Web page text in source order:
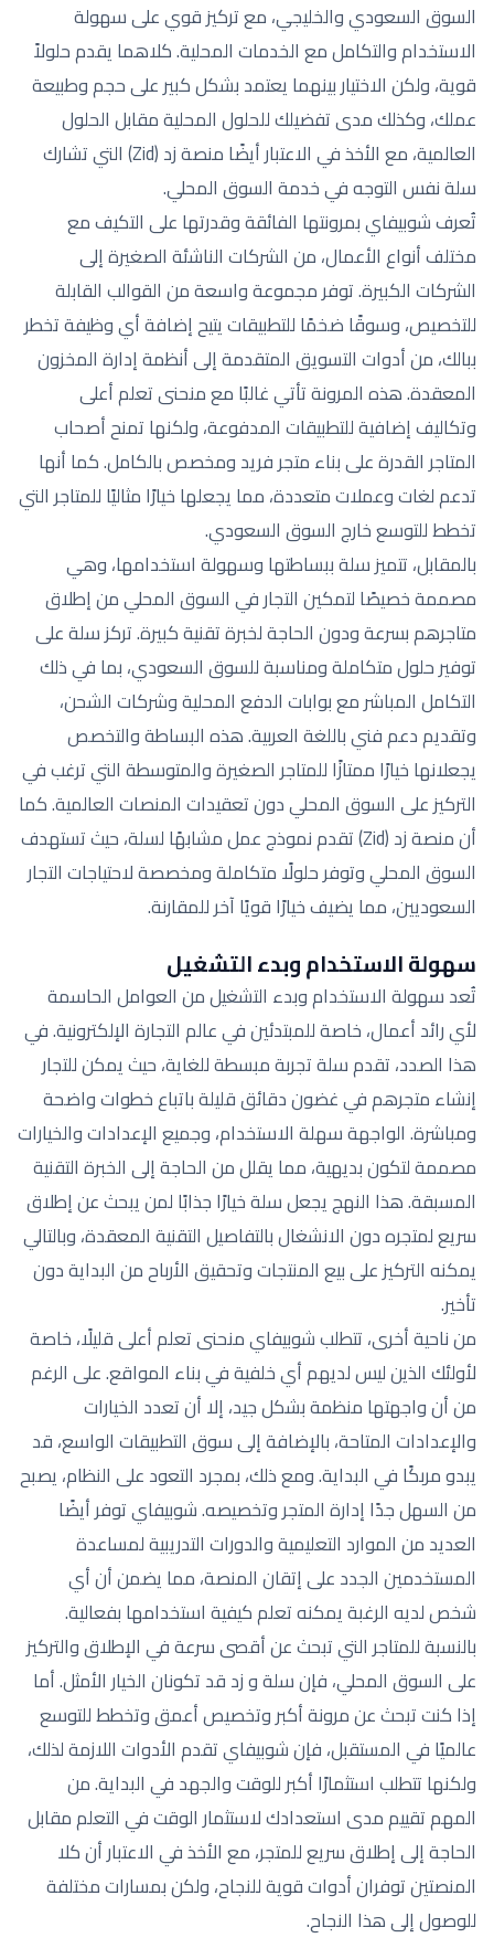
السوق السعودي والخليجي، مع تركيز قوي على سهولة
الاستخدام والتكامل مع الخدمات المحلية. كلاهما يقدم حلولاً
قوية، ولكن الاختيار بينهما يعتمد بشكل كبير على حجم وطبيعة
عملك، وكذلك مدى تفضيلك للحلول المحلية مقابل الحلول
العالمية، مع الأخذ في الاعتبار أيضًا منصة زد (Zid) التي تشارك
سلة نفس التوجه في خدمة السوق المحلي.
تُعرف شوبيفاي بمرونتها الفائقة وقدرتها على التكيف مع
مختلف أنواع الأعمال، من الشركات الناشئة الصغيرة إلى
الشركات الكبيرة. توفر مجموعة واسعة من القوالب القابلة
للتخصيص، وسوقًا ضخمًا للتطبيقات يتيح إضافة أي وظيفة تخطر
ببالك، من أدوات التسويق المتقدمة إلى أنظمة إدارة المخزون
المعقدة. هذه المرونة تأتي غالبًا مع منحنى تعلم أعلى
وتكاليف إضافية للتطبيقات المدفوعة، ولكنها تمنح أصحاب
المتاجر القدرة على بناء متجر فريد ومخصص بالكامل. كما أنها
تدعم لغات وعملات متعددة، مما يجعلها خيارًا مثاليًا للمتاجر التي
تخطط للتوسع خارج السوق السعودي.
بالمقابل، تتميز سلة ببساطتها وسهولة استخدامها، وهي
مصممة خصيصًا لتمكين التجار في السوق المحلي من إطلاق
متاجرهم بسرعة ودون الحاجة لخبرة تقنية كبيرة. تركز سلة على
توفير حلول متكاملة ومناسبة للسوق السعودي، بما في ذلك
التكامل المباشر مع بوابات الدفع المحلية وشركات الشحن،
وتقديم دعم فني باللغة العربية. هذه البساطة والتخصص
يجعلانها خيارًا ممتازًا للمتاجر الصغيرة والمتوسطة التي ترغب في
التركيز على السوق المحلي دون تعقيدات المنصات العالمية. كما
أن منصة زد (Zid) تقدم نموذج عمل مشابهًا لسلة، حيث تستهدف
السوق المحلي وتوفر حلولًا متكاملة ومخصصة لاحتياجات التجار
السعوديين، مما يضيف خيارًا قويًا آخر للمقارنة.
سهولة الاستخدام وبدء التشغيل
تُعد سهولة الاستخدام وبدء التشغيل من العوامل الحاسمة
لأي رائد أعمال، خاصة للمبتدئين في عالم التجارة الإلكترونية. في
هذا الصدد، تقدم سلة تجربة مبسطة للغاية، حيث يمكن للتجار
إنشاء متجرهم في غضون دقائق قليلة باتباع خطوات واضحة
ومباشرة. الواجهة سهلة الاستخدام، وجميع الإعدادات والخيارات
مصممة لتكون بديهية، مما يقلل من الحاجة إلى الخبرة التقنية
المسبقة. هذا النهج يجعل سلة خيارًا جذابًا لمن يبحث عن إطلاق
سريع لمتجره دون الانشغال بالتفاصيل التقنية المعقدة، وبالتالي
يمكنه التركيز على بيع المنتجات وتحقيق الأرباح من البداية دون
تأخير.
من ناحية أخرى، تتطلب شوبيفاي منحنى تعلم أعلى قليلًا، خاصة
لأولئك الذين ليس لديهم أي خلفية في بناء المواقع. على الرغم
من أن واجهتها منظمة بشكل جيد، إلا أن تعدد الخيارات
والإعدادات المتاحة، بالإضافة إلى سوق التطبيقات الواسع، قد
يبدو مربكًا في البداية. ومع ذلك، بمجرد التعود على النظام، يصبح
من السهل جدًا إدارة المتجر وتخصيصه. شوبيفاي توفر أيضًا
العديد من الموارد التعليمية والدورات التدريبية لمساعدة
المستخدمين الجدد على إتقان المنصة، مما يضمن أن أي
شخص لديه الرغبة يمكنه تعلم كيفية استخدامها بفعالية.
بالنسبة للمتاجر التي تبحث عن أقصى سرعة في الإطلاق والتركيز
على السوق المحلي، فإن سلة و زد قد تكونان الخيار الأمثل. أما
إذا كنت تبحث عن مرونة أكبر وتخصيص أعمق وتخطط للتوسع
عالميًا في المستقبل، فإن شوبيفاي تقدم الأدوات اللازمة لذلك،
ولكنها تتطلب استثمارًا أكبر للوقت والجهد في البداية. من
المهم تقييم مدى استعدادك لاستثمار الوقت في التعلم مقابل
الحاجة إلى إطلاق سريع للمتجر، مع الأخذ في الاعتبار أن كلا
المنصتين توفران أدوات قوية للنجاح، ولكن بمسارات مختلفة
للوصول إلى هذا النجاح.